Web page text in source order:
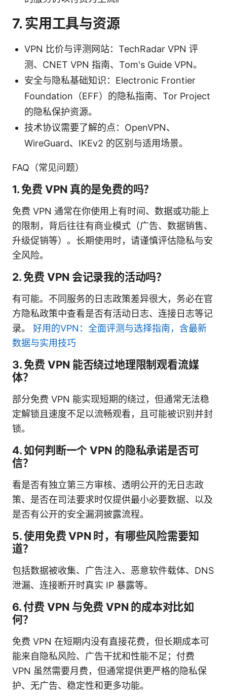
7. 实用工具与资源
VPN 比价与评测网站：TechRadar VPN 评
测、CNET VPN 指南、Tom's Guide VPN。
安全与隐私基础知识：Electronic Frontier
Foundation（EFF）的隐私指南、Tor Project
的隐私保护资源。
技术协议需要了解的点：OpenVPN、
WireGuard、IKEv2 的区别与适用场景。
FAQ（常见问题）
1. 免费 VPN 真的是免费的吗？
免费 VPN 通常在你使用上有时间、数据或功能上
的限制，背后往往有商业模式（广告、数据销售、
升级促销等）。长期使用时，请谨慎评估隐私与安
全风险。
2. 免费 VPN 会记录我的活动吗？
有可能。不同服务的日志政策差异很大，务必在官
方隐私政策中查看是否有活动日志、连接日志等记
录。 好用的VPN：全面评测与选择指南，含最新
数据与实用技巧
3. 免费 VPN 能否绕过地理限制观看流媒
体？
部分免费 VPN 能实现短期的绕过，但通常无法稳
定解锁且速度不足以流畅观看，且可能被识别并封
锁。
4. 如何判断一个 VPN 的隐私承诺是否可
信？
看是否有独立第三方审核、透明公开的无日志政
策、是否在司法要求时仅提供最小必要数据、以及
是否有公开的安全漏洞披露流程。
5. 使用免费 VPN 时，有哪些风险需要知
道？
包括数据被收集、广告注入、恶意软件载体、DNS
泄漏、连接断开时真实 IP 暴露等。
6. 付费 VPN 与免费 VPN 的成本对比如
何？
免费 VPN 在短期内没有直接花费，但长期成本可
能来自隐私风险、广告干扰和性能不足；付费
VPN 虽然需要月费，但通常提供更严格的隐私保
护、无广告、稳定性和更多功能。